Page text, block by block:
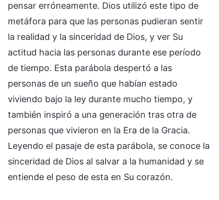
pensar erróneamente. Dios utilizó este tipo de
metáfora para que las personas pudieran sentir
la realidad y la sinceridad de Dios, y ver Su
actitud hacia las personas durante ese período
de tiempo. Esta parábola despertó a las
personas de un sueño que habían estado
viviendo bajo la ley durante mucho tiempo, y
también inspiró a una generación tras otra de
personas que vivieron en la Era de la Gracia.
Leyendo el pasaje de esta parábola, se conoce la
sinceridad de Dios al salvar a la humanidad y se
entiende el peso de esta en Su corazón.